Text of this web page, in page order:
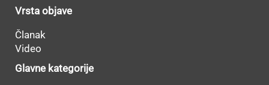
Vrsta objave
Članak
Video
Glavne kategorije